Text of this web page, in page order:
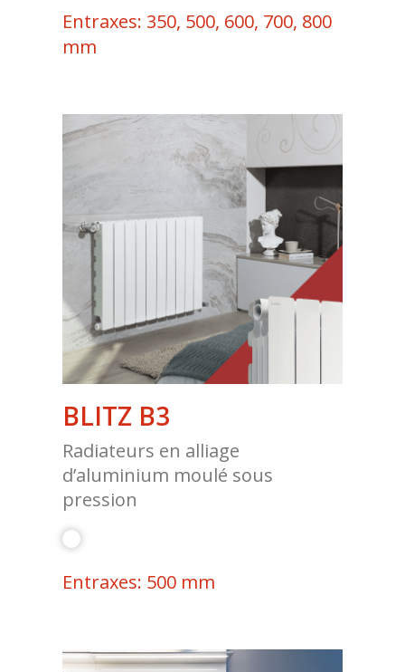
Entraxes: 350, 500, 600, 700, 800
mm
BLITZ B3
Radiateurs en alliage
d’aluminium moulé sous
pression
Entraxes: 500 mm